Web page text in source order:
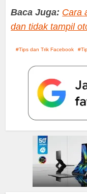
Baca Juga: Cara
dan tidak tampil
Tips dan Trik Facebook